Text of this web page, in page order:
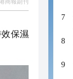
商報副刊
保濕